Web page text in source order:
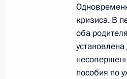
и
22 марта
кризиса. В
оба
пособия по